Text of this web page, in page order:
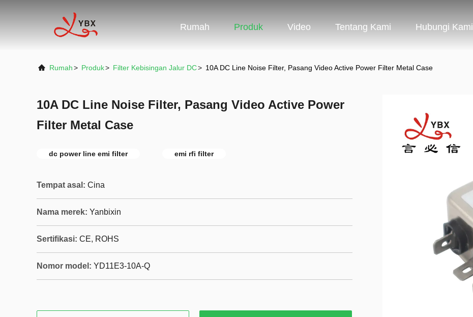
Rumah Produk Video Tentang Kami Hubungi Kami
Rumah> Produk> Filter Kebisingan Jalur DC> 10A DC Line Noise Filter, Pasang Video Active Power Filter Metal Case
10A DC Line Noise Filter, Pasang Video Active Power
Filter Metal Case
dc power line emi filter emi rfi filter
Tempat asal: Cina
Nama merek: Yanbixin
Sertifikasi: CE, ROHS
Nomor model: YD11E3-10A-Q